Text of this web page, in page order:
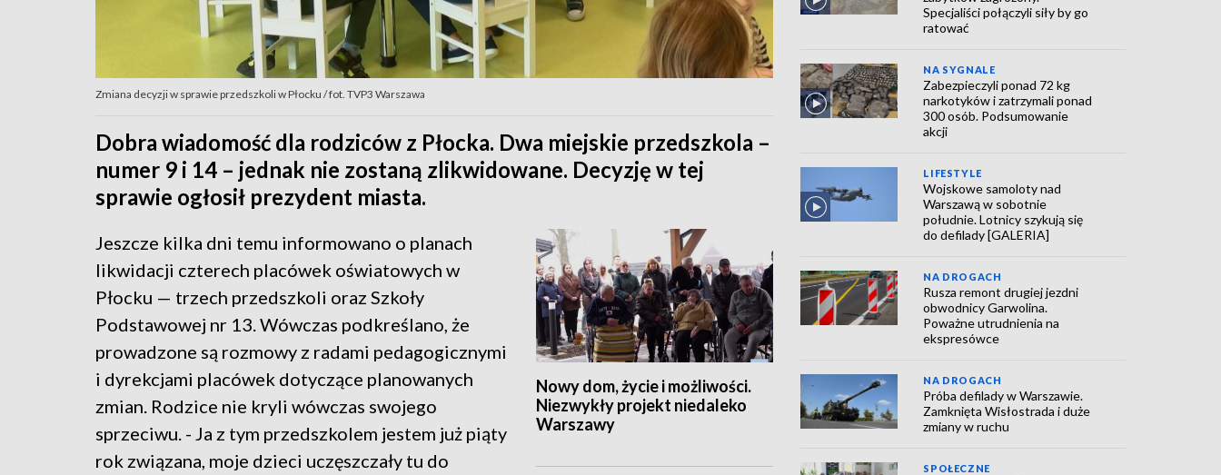
Zmiana decyzji w sprawie przedszkoli w Płocku / fot. TVP3 Warszawa
Dobra wiadomość dla rodziców z Płocka. Dwa miejskie przedszkola –
numer 9 i 14 – jednak nie zostaną zlikwidowane. Decyzję w tej
sprawie ogłosił prezydent miasta.
Nowy dom, życie i możliwości.
Niezwykły projekt niedaleko
Warszawy
Jeszcze kilka dni temu informowano o planach
likwidacji czterech placówek oświatowych w
Płocku — trzech przedszkoli oraz Szkoły
Podstawowej nr 13. Wówczas podkreślano, że
prowadzone są rozmowy z radami pedagogicznymi
i dyrekcjami placówek dotyczące planowanych
zmian. Rodzice nie kryli wówczas swojego
sprzeciwu. - Ja z tym przedszkolem jestem już piąty
rok związana, moje dzieci uczęszczały tu do
Specjaliści połączyli siły by go
ratować
NA SYGNALE
Zabezpieczyli ponad 72 kg
narkotyków i zatrzymali ponad
300 osób. Podsumowanie
akcji
LIFESTYLE
Wojskowe samoloty nad
Warszawą w sobotnie
południe. Lotnicy szykują się
do defilady [GALERIA]
NA DROGACH
Rusza remont drugiej jezdni
obwodnicy Garwolina.
Poważne utrudnienia na
ekspresówce
NA DROGACH
Próba defilady w Warszawie.
Zamknięta Wisłostrada i duże
zmiany w ruchu
SPOŁECZNE